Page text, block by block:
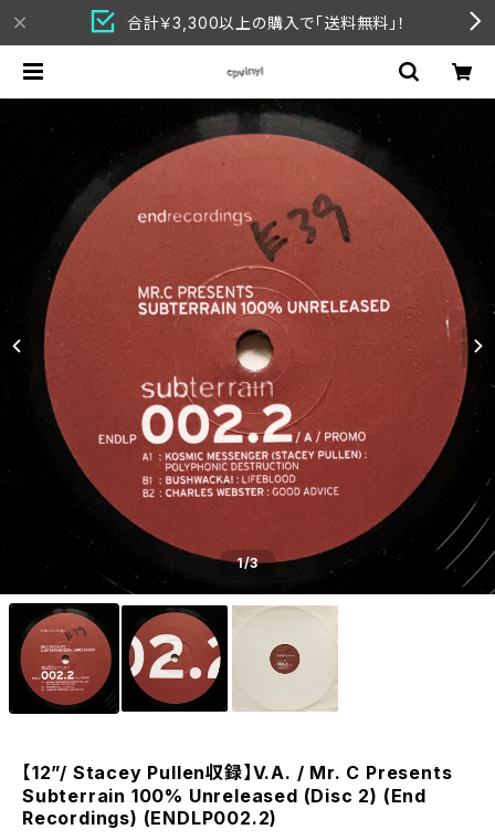
合計￥3,300以上の購入で「送料無料」！
1/3
【12”/ Stacey Pullen収録】V.A. / Mr. C Presents
Subterrain 100% Unreleased (Disc 2) (End
Recordings) (ENDLP002.2)